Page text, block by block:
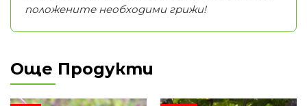
положените необходими грижи!
Още Продукти